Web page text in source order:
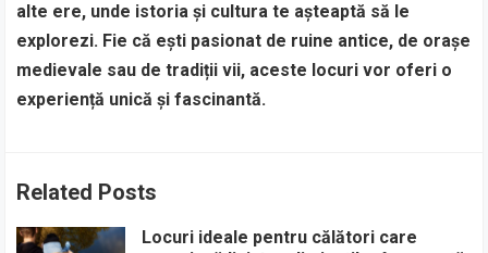
alte ere, unde istoria și cultura te așteaptă să le
explorezi. Fie că ești pasionat de ruine antice, de orașe
medievale sau de tradiții vii, aceste locuri vor oferi o
experiență unică și fascinantă.
Related Posts
Locuri ideale pentru călători care